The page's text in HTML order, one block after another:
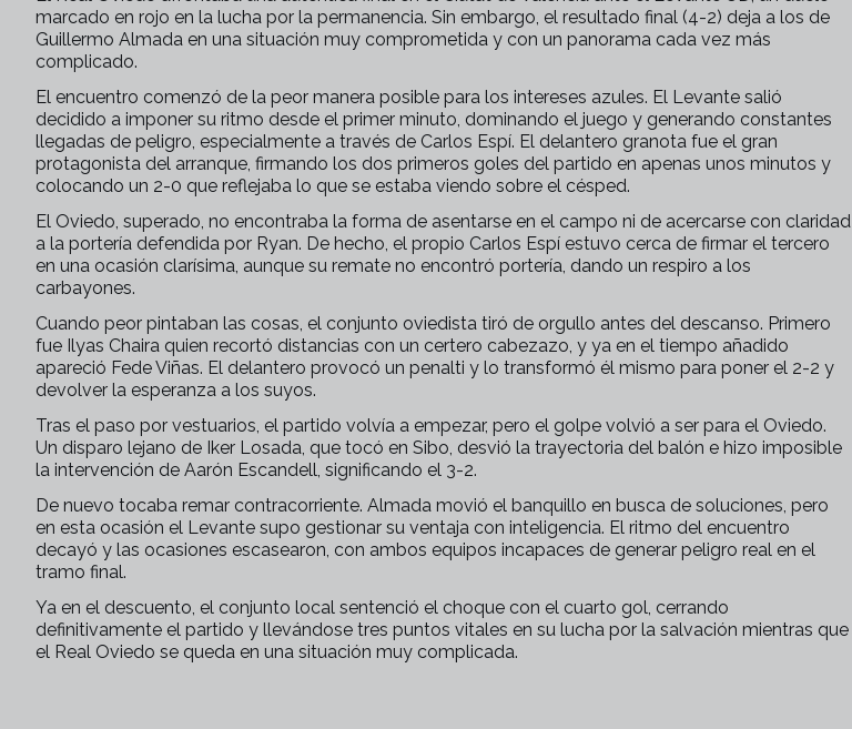
marcado en rojo en la lucha por la permanencia. Sin embargo, el resultado final (4-2) deja a los de
Guillermo Almada en una situación muy comprometida y con un panorama cada vez más
complicado.
El encuentro comenzó de la peor manera posible para los intereses azules. El Levante salió
decidido a imponer su ritmo desde el primer minuto, dominando el juego y generando constantes
llegadas de peligro, especialmente a través de Carlos Espí. El delantero granota fue el gran
protagonista del arranque, firmando los dos primeros goles del partido en apenas unos minutos y
colocando un 2-0 que reflejaba lo que se estaba viendo sobre el césped.
El Oviedo, superado, no encontraba la forma de asentarse en el campo ni de acercarse con claridad
a la portería defendida por Ryan. De hecho, el propio Carlos Espí estuvo cerca de firmar el tercero
en una ocasión clarísima, aunque su remate no encontró portería, dando un respiro a los
carbayones.
Cuando peor pintaban las cosas, el conjunto oviedista tiró de orgullo antes del descanso. Primero
fue Ilyas Chaira quien recortó distancias con un certero cabezazo, y ya en el tiempo añadido
apareció Fede Viñas. El delantero provocó un penalti y lo transformó él mismo para poner el 2-2 y
devolver la esperanza a los suyos.
Tras el paso por vestuarios, el partido volvía a empezar, pero el golpe volvió a ser para el Oviedo.
Un disparo lejano de Iker Losada, que tocó en Sibo, desvió la trayectoria del balón e hizo imposible
la intervención de Aarón Escandell, significando el 3-2.
De nuevo tocaba remar contracorriente. Almada movió el banquillo en busca de soluciones, pero
en esta ocasión el Levante supo gestionar su ventaja con inteligencia. El ritmo del encuentro
decayó y las ocasiones escasearon, con ambos equipos incapaces de generar peligro real en el
tramo final.
Ya en el descuento, el conjunto local sentenció el choque con el cuarto gol, cerrando
definitivamente el partido y llevándose tres puntos vitales en su lucha por la salvación mientras que
el Real Oviedo se queda en una situación muy complicada.